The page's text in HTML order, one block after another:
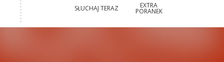
SŁUCHAJ TERAZ EXTRA
PORANEK